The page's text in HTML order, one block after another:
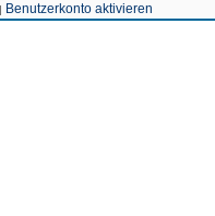
| Benutzerkonto aktivieren